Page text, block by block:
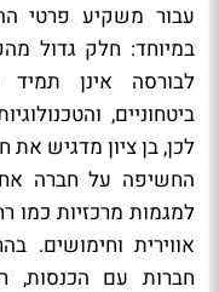
עבור משקיע פרטי
במיוחד: חלק גדול
לבורסה אינן
ביטחוניים,
לכן, בן ציון מדגיש
החשיפה על חברה
למגמות מרכזיות כמו
אווירית וחימושים.
חברות עם הכנסות,